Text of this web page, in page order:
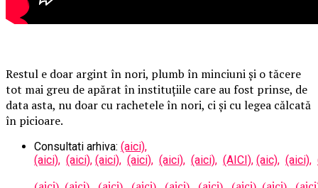
Restul e doar argint în nori, plumb în minciuni și o tăcere
tot mai greu de apărat în instituțiile care au fost prinse, de
data asta, nu doar cu rachetele în nori, ci și cu legea călcată
în picioare.
Consultati arhiva: (aici),
(aici), (aici), (aici), (aici), (aici), (aici), (AICI), (aic), (aici),